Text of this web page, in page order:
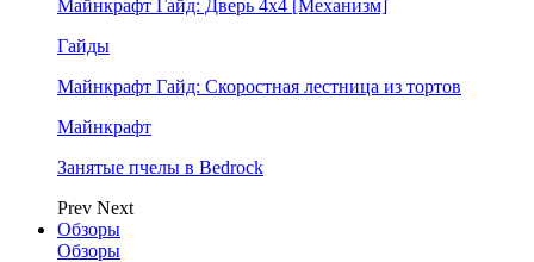
Майнкрафт Гайд: Дверь 4х4 [Механизм]
Гайды
Майнкрафт Гайд: Скоростная лестница из тортов
Майнкрафт
Занятые пчелы в Bedrock
Prev Next
Обзоры
Обзоры